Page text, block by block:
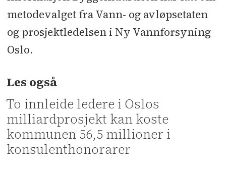
metodevalget fra Vann- og avløpsetaten
og prosjektledelsen i Ny Vannforsyning
Oslo.
Les også
To innleide ledere i Oslos
milliardprosjekt kan koste
kommunen 56,5 millioner i
konsulenthonorarer